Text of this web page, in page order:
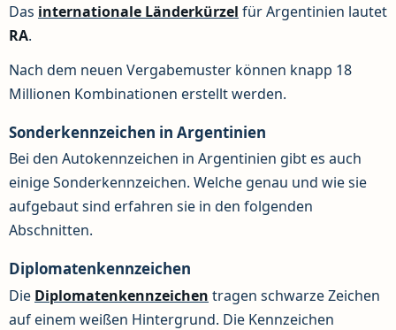
Das internationale Länderkürzel für Argentinien lautet
RA.
Nach dem neuen Vergabemuster können knapp 18
Millionen Kombinationen erstellt werden.
Sonderkennzeichen in Argentinien
Bei den Autokennzeichen in Argentinien gibt es auch
einige Sonderkennzeichen. Welche genau und wie sie
aufgebaut sind erfahren sie in den folgenden
Abschnitten.
Diplomatenkennzeichen
Die Diplomatenkennzeichen tragen schwarze Zeichen
auf einem weißen Hintergrund. Die Kennzeichen